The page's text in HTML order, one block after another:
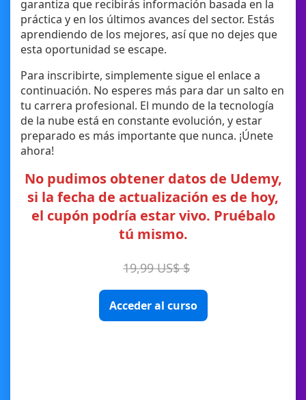
garantiza que recibirás información basada en la
práctica y en los últimos avances del sector. Estás
aprendiendo de los mejores, así que no dejes que
esta oportunidad se escape.
Para inscribirte, simplemente sigue el enlace a
continuación. No esperes más para dar un salto en
tu carrera profesional. El mundo de la tecnología
de la nube está en constante evolución, y estar
preparado es más importante que nunca. ¡Únete
ahora!
No pudimos obtener datos de Udemy,
si la fecha de actualización es de hoy,
el cupón podría estar vivo. Pruébalo
tú mismo.
19,99 US$ $
Acceder al curso